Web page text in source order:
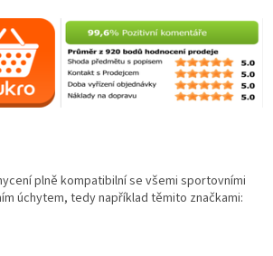
plně kompatibilní se všemi sportovními
úchytem, tedy například těmito značkami: